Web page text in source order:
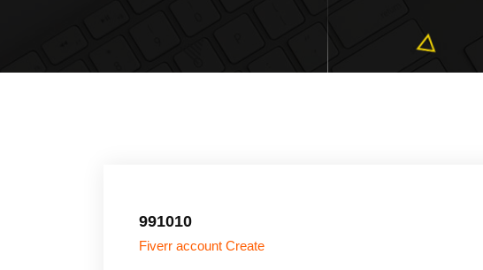
991010
Fiverr account Create